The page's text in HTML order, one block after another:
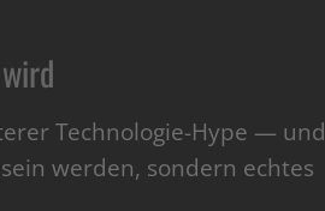
Technologie-Hype — und
werden, sondern echtes